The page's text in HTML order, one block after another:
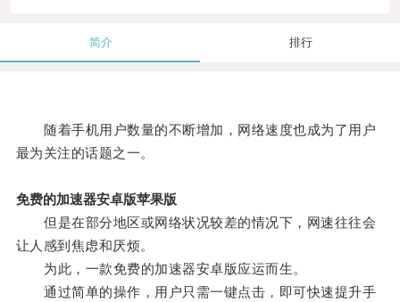
简介 排行
随着手机用户数量的不断增加，网络速度也成为了用户
最为关注的话题之一。
免费的加速器安卓版苹果版
但是在部分地区或网络状况较差的情况下，网速往往会
让人感到焦虑和厌烦。
为此，一款免费的加速器安卓版应运而生。
通过简单的操作，用户只需一键点击，即可快速提升手